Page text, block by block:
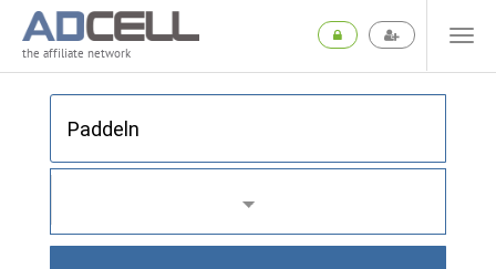
the affiliate network